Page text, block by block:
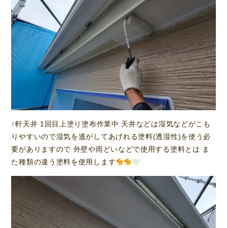
↑軒天井 1回目上塗り塗布作業中 天井などは湿気などがこも
りやすいので湿気を逃がしてあげれる塗料(透湿性)を使う必
要がありますので 外壁や雨どいなどで使用する塗料とは ま
た種類の違う塗料を使用します